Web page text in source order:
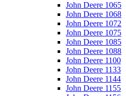
John Deere 1065
John Deere 1068
John Deere 1072
John Deere 1075
John Deere 1085
John Deere 1088
John Deere 1100
John Deere 1133
John Deere 1144
John Deere 1155